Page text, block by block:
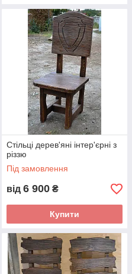
Стільці дерев'яні інтер'єрні з
різзю
Під замовлення
від 6 900 ₴
Купити